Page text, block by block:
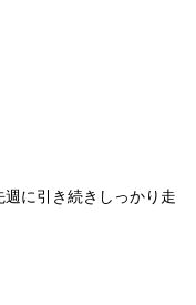
に引き続きしっかり走